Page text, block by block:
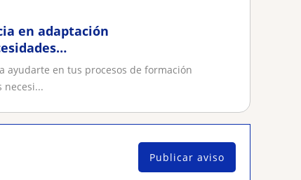
en adaptación
ayudarte en tus procesos de formación
necesi...
Publicar aviso